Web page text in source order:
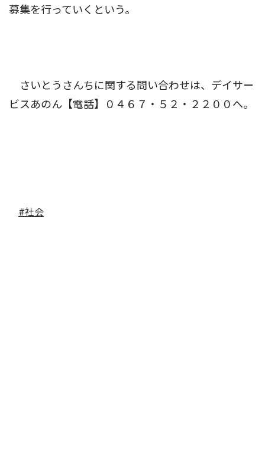
募集を行っていくという。
さいとうさんちに関する問い合わせは、デイサー
ビスあのん【電話】０４６７・５２・２２００へ。
#社会